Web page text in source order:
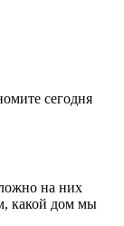
сегодня
на них
какой дом мы